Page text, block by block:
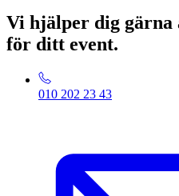
Vi hjälper dig
för ditt event.
010 202 23 43